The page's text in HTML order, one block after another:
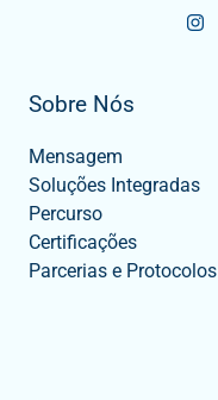
Sobre Nós
Mensagem
Soluções Integradas
Percurso
Certificações
Parcerias e Protocolos